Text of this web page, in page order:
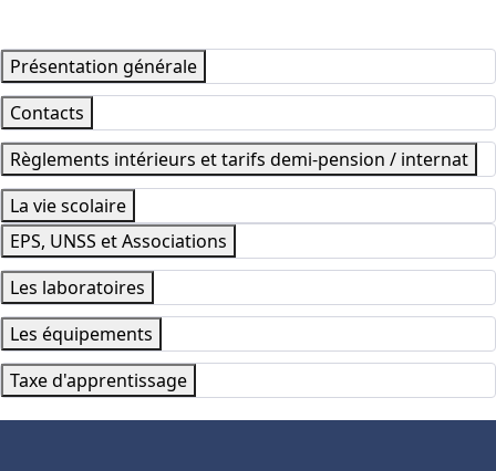
Présentation générale
Contacts
Règlements intérieurs et tarifs demi-pension / internat
La vie scolaire
EPS, UNSS et Associations
Les laboratoires
Les équipements
Taxe d'apprentissage